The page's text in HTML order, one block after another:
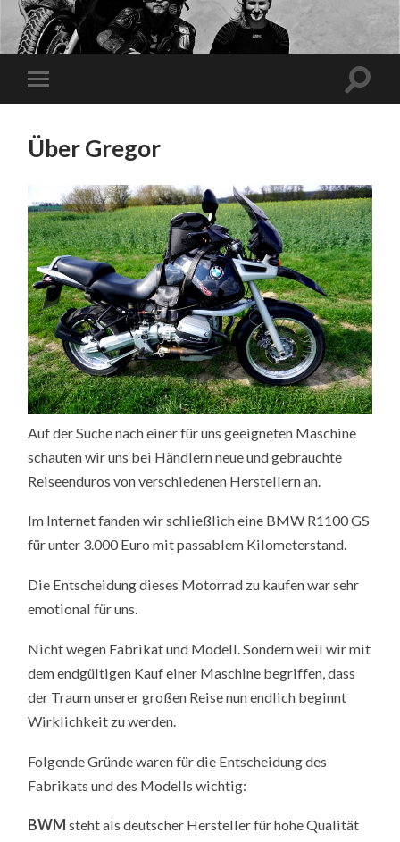
Über Gregor
Auf der Suche nach einer für uns geeigneten Maschine
schauten wir uns bei Händlern neue und gebrauchte
Reiseenduros von verschiedenen Herstellern an.
Im Internet fanden wir schließlich eine BMW R1100 GS
für unter 3.000 Euro mit passablem Kilometerstand.
Die Entscheidung dieses Motorrad zu kaufen war sehr
emotional für uns.
Nicht wegen Fabrikat und Modell. Sondern weil wir mit
dem endgültigen Kauf einer Maschine begriffen, dass
der Traum unserer großen Reise nun endlich beginnt
Wirklichkeit zu werden.
Folgende Gründe waren für die Entscheidung des
Fabrikats und des Modells wichtig:
BWM steht als deutscher Hersteller für hohe Qualität